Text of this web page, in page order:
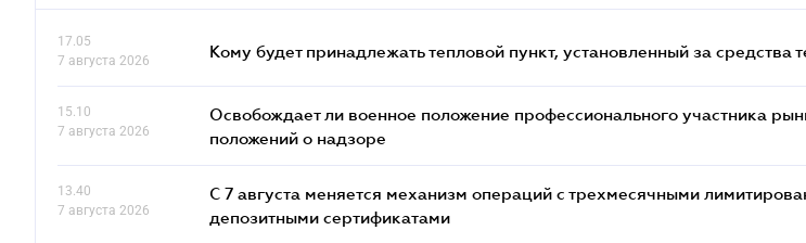
17.05
7 августа 2026
Кому будет принадлежать тепловой пункт, установленный за средства
15.10
7 августа 2026
Освобождает ли военное положение профессионального участника
положений о надзоре
13.40
7 августа 2026
С 7 августа меняется механизм операций с трехмесячными
депозитными сертификатами